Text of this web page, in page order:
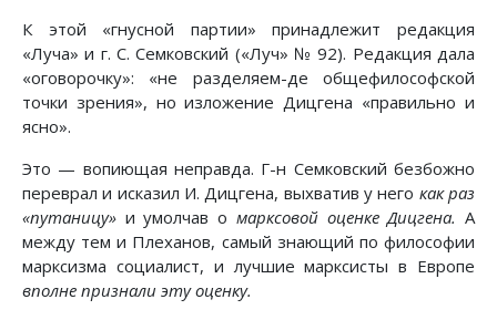
К этой «гнусной партии» принадлежит редакция
«Луча» и г. С. Семковский («Луч» № 92). Редакция дала
«оговорочку»: «не разделяем-де общефилософской
точки зрения», но изложение Дицгена «правильно и
ясно».
Это — вопиющая неправда. Г-н Семковский безбожно
переврал и исказил И. Дицгена, выхватив у него как раз
«путаницу» и умолчав о марксовой оценке Дицгена. А
между тем и Плеханов, самый знающий по философии
марксизма социалист, и лучшие марксисты в Европе
вполне признали эту оценку.